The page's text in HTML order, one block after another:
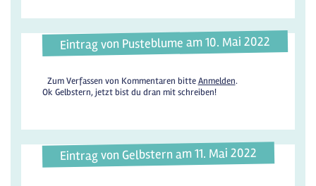
Eintrag von Pusteblume am 10. Mai 2022
Zum Verfassen von Kommentaren bitteAnmelden.
Ok Gelbstern, jetzt bist du dran mit schreiben!
Eintrag von Gelbstern am 11. Mai 2022